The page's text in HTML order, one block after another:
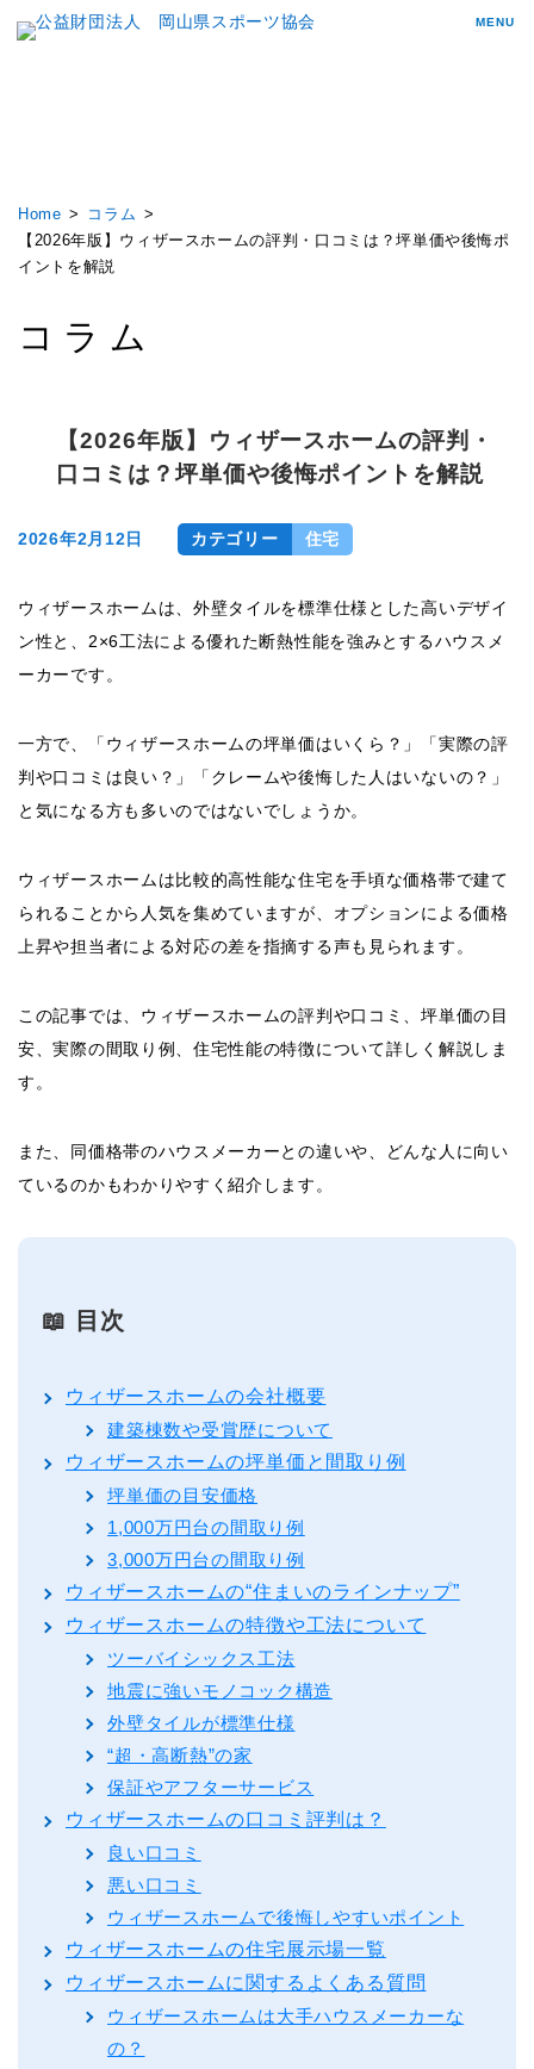
MENU
Home
コラム
【2026年版】ウィザースホームの評判・口コミは？坪単価や後悔ポ
イントを解説
コラム
【2026年版】ウィザースホームの評判・
口コミは？坪単価や後悔ポイントを解説
2026年2月12日 カテゴリー 住宅
ウィザースホームは、外壁タイルを標準仕様とした高いデザイ
ン性と、2×6工法による優れた断熱性能を強みとするハウスメ
ーカーです。
一方で、「ウィザースホームの坪単価はいくら？」「実際の評
判や口コミは良い？」「クレームや後悔した人はいないの？」
と気になる方も多いのではないでしょうか。
ウィザースホームは比較的高性能な住宅を手頃な価格帯で建て
られることから人気を集めていますが、オプションによる価格
上昇や担当者による対応の差を指摘する声も見られます。
この記事では、ウィザースホームの評判や口コミ、坪単価の目
安、実際の間取り例、住宅性能の特徴について詳しく解説しま
す。
また、同価格帯のハウスメーカーとの違いや、どんな人に向い
ているのかもわかりやすく紹介します。
📖 目次
ウィザースホームの会社概要
建築棟数や受賞歴について
ウィザースホームの坪単価と間取り例
坪単価の目安価格
1,000万円台の間取り例
3,000万円台の間取り例
ウィザースホームの“住まいのラインナップ”
ウィザースホームの特徴や工法について
ツーバイシックス工法
地震に強いモノコック構造
外壁タイルが標準仕様
“超・高断熱”の家
保証やアフターサービス
ウィザースホームの口コミ評判は？
良い口コミ
悪い口コミ
ウィザースホームで後悔しやすいポイント
ウィザースホームの住宅展示場一覧
ウィザースホームに関するよくある質問
ウィザースホームは大手ハウスメーカーな
の？